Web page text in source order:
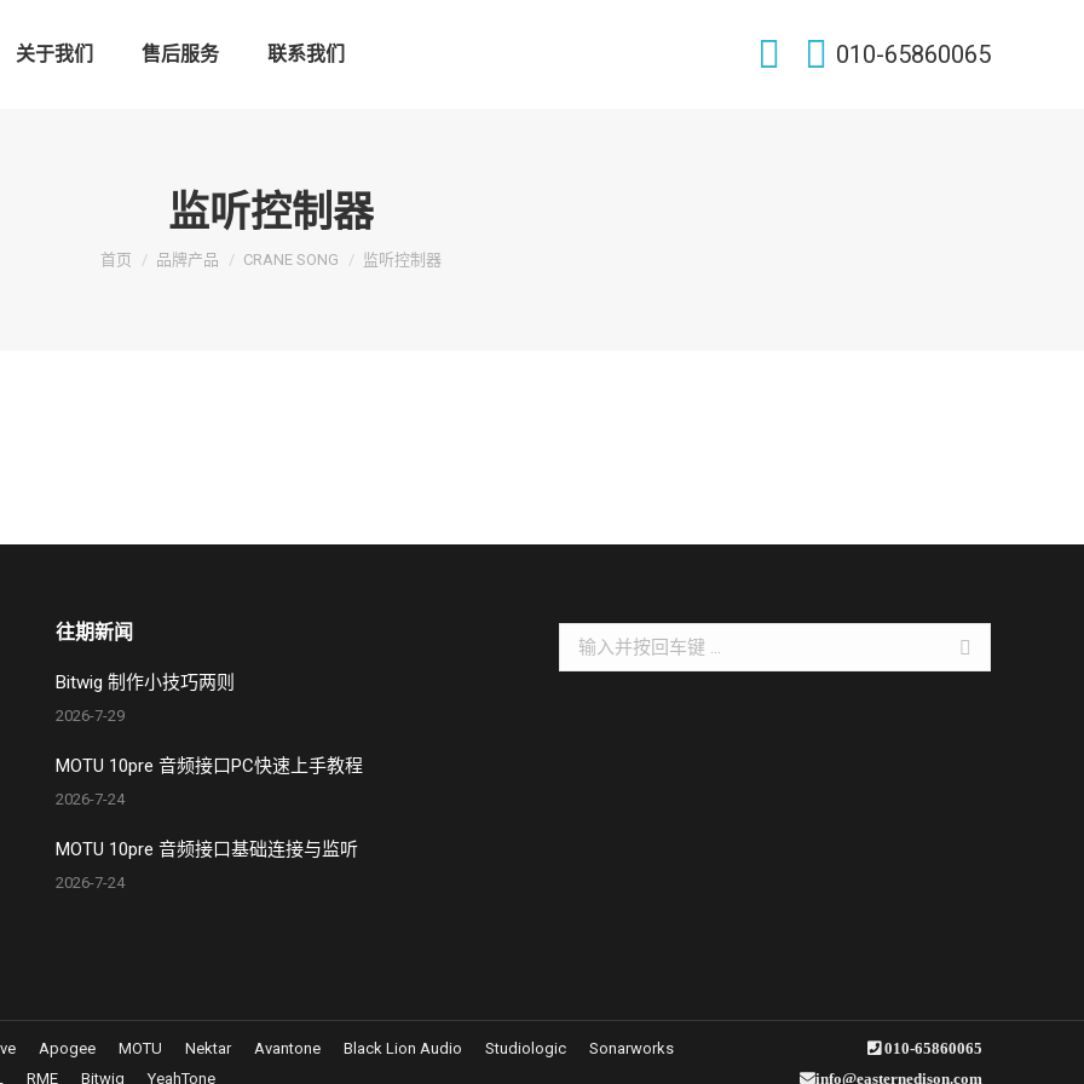
关于我们 售后服务 联系我们 010-65860065
监听控制器
您在这里：
首页 品牌产品 CRANE SONG 监听控制器
往期新闻
Bitwig 制作小技巧两则
2026-7-29
MOTU 10pre 音频接口PC快速上手教程
2026-7-24
MOTU 10pre 音频接口基础连接与监听
2026-7-24
Search:
Apogee MOTU Nektar Avantone Black Lion Audio Studiologic
Sonarworks
RME Bitwig YeahTone
010-65860065
info@easternedison.com